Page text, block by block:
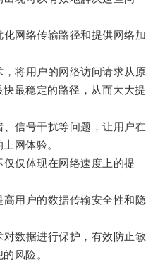
网络传输路径和提供网络加
将用户的网络访问请求从原
最稳定的路径，从而大大提
信号干扰等问题，让用户在
网体验。
仅体现在网络速度上的提
用户的数据传输安全性和隐
数据进行保护，有效防止敏
风险。